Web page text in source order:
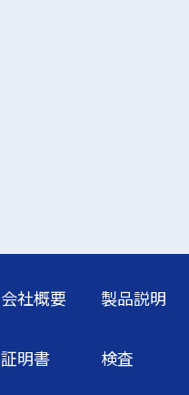
会社概要 製品説明
証明書 検査